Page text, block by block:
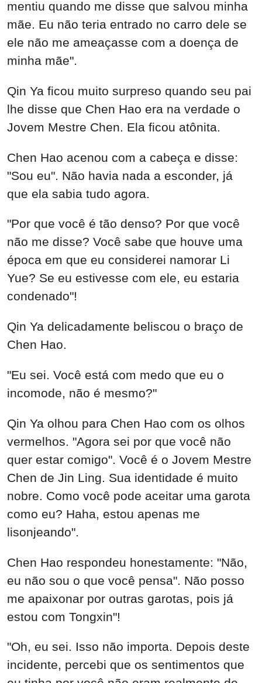
mentiu quando me disse que salvou minha
mãe. Eu não teria entrado no carro dele se
ele não me ameaçasse com a doença de
minha mãe".
Qin Ya ficou muito surpreso quando seu pai
lhe disse que Chen Hao era na verdade o
Jovem Mestre Chen. Ela ficou atônita.
Chen Hao acenou com a cabeça e disse:
"Sou eu". Não havia nada a esconder, já
que ela sabia tudo agora.
"Por que você é tão denso? Por que você
não me disse? Você sabe que houve uma
época em que eu considerei namorar Li
Yue? Se eu estivesse com ele, eu estaria
condenado"!
Qin Ya delicadamente beliscou o braço de
Chen Hao.
"Eu sei. Você está com medo que eu o
incomode, não é mesmo?"
Qin Ya olhou para Chen Hao com os olhos
vermelhos. "Agora sei por que você não
quer estar comigo". Você é o Jovem Mestre
Chen de Jin Ling. Sua identidade é muito
nobre. Como você pode aceitar uma garota
como eu? Haha, estou apenas me
lisonjeando".
Chen Hao respondeu honestamente: "Não,
eu não sou o que você pensa". Não posso
me apaixonar por outras garotas, pois já
estou com Tongxin"!
"Oh, eu sei. Isso não importa. Depois deste
incidente, percebi que os sentimentos que